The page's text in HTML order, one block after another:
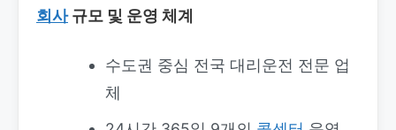
회사규모 및 운영 체계
수도권 중심 전국 대리운전 전문 업
체